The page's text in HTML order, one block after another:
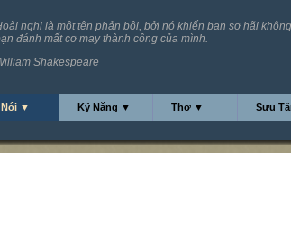
nghi là một tên phản bội, bởi nó khiến bạn sợ hãi
đánh mất cơ may thành công của mình.
Shakespeare
Nói ▼ Kỹ Năng ▼ Thơ ▼ Sưu